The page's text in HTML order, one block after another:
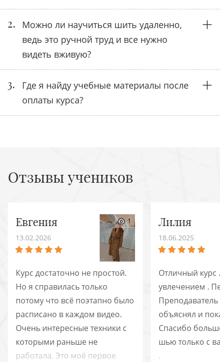
2.
Можно ли научиться шить удаленно,
ведь это ручной труд и все нужно
видеть вживую?
3.
Где я найду учебные материалы после
оплаты курса?
Отзывы учеников
Евгения
13.02.2026
1
Курс достаточно не простой.
Но я справилась только
потому что всё поэтапно было
расписано в каждом видео.
Очень интересные техники с
которыми раньше не
работала. Это моё первое
Лилия
18.06.2025
Отличный
увлечением .
объяснял и
Спасибо
шью только с
.